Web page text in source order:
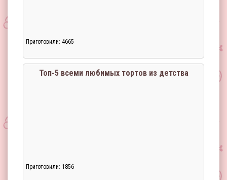
Приготовили: 4665
Топ-5 всеми любимых тортов из детства
Приготовили: 1856